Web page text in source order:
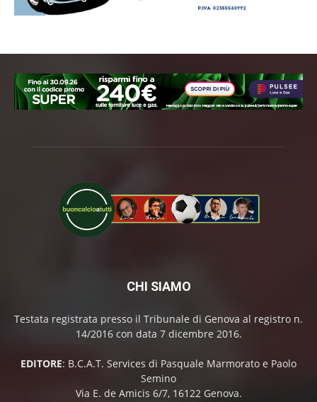
CHI SIAMO
Testata registrata presso il Tribunale di Genova al registro n.
14/2016 con data 7 dicembre 2016.
EDITORE: B.C.A.T. Services di Pasquale Marmorato e Paolo
Semino
Via E. de Amicis 6/7, 16122 Genova.